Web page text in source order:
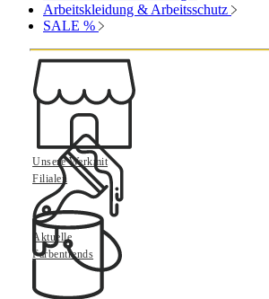
Arbeitskleidung & Arbeitsschutz
SALE %
Unsere Werkmit
Filialen
Aktuelle
Farbentrends